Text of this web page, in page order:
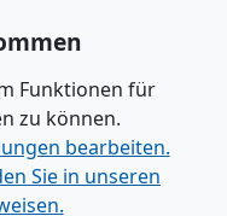
Funktionen für
zu können.
bearbeiten.
Sie in unseren